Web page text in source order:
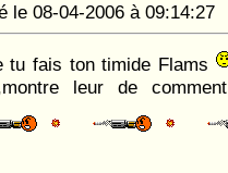
le 08-04-2006 à
tu fais ton timide Flams
leur de